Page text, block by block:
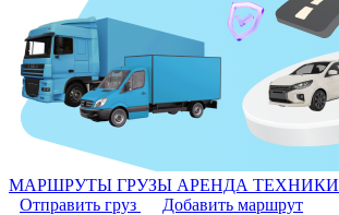
МАРШРУТЫ ГРУЗЫ АРЕНДА ТЕХНИКИ
Отправить груз
Добавить маршрут